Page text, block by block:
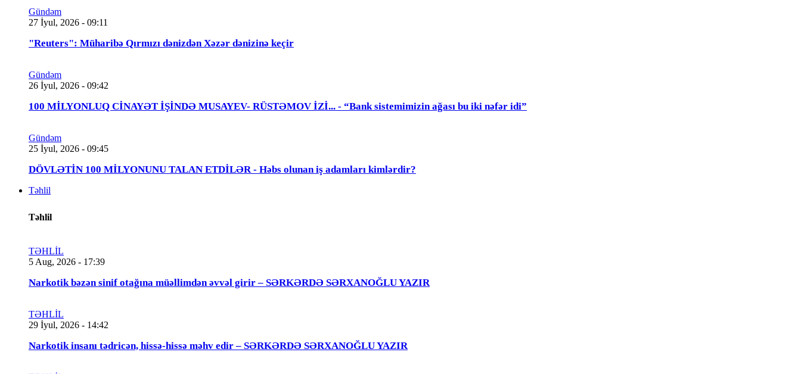
Gündəm
27 İyul, 2026 - 09:11
"Reuters": Müharibə Qırmızı dənizdən Xəzər dənizinə keçir
Gündəm
26 İyul, 2026 - 09:42
100 MİLYONLUQ CİNAYƏT İŞİNDƏ MUSAYEV- RÜSTƏMOV İZİ... - “Bank sistemimizin ağası bu iki nəfər idi”
Gündəm
25 İyul, 2026 - 09:45
DÖVLƏTİN 100 MİLYONUNU TALAN ETDİLƏR - Həbs olunan iş adamları kimlərdir?
Təhlil
Təhlil
TƏHLİL
5 Aug, 2026 - 17:39
Narkotik bəzən sinif otağına müəllimdən əvvəl girir – SƏRKƏRDƏ SƏRXANOĞLU YAZIR
TƏHLİL
29 İyul, 2026 - 14:42
Narkotik insanı tədricən, hissə-hissə məhv edir – SƏRKƏRDƏ SƏRXANOĞLU YAZIR